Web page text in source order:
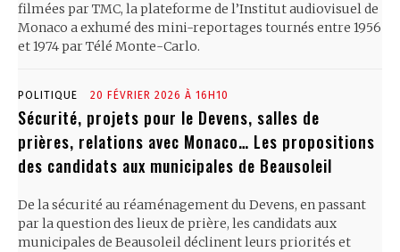
filmées par TMC, la plateforme de l’Institut audiovisuel de
Monaco a exhumé des mini-reportages tournés entre 1956
et 1974 par Télé Monte-Carlo.
POLITIQUE 20 FÉVRIER 2026 À 16H10
Sécurité, projets pour le Devens, salles de
prières, relations avec Monaco… Les propositions
des candidats aux municipales de Beausoleil
De la sécurité au réaménagement du Devens, en passant
par la question des lieux de prière, les candidats aux
municipales de Beausoleil déclinent leurs priorités et